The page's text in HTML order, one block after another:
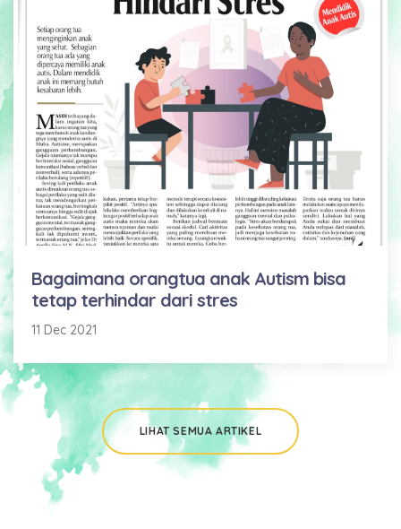
Bagaimana orangtua anak Autism bisa
tetap terhindar dari stres
11 Dec 2021
LIHAT SEMUA ARTIKEL